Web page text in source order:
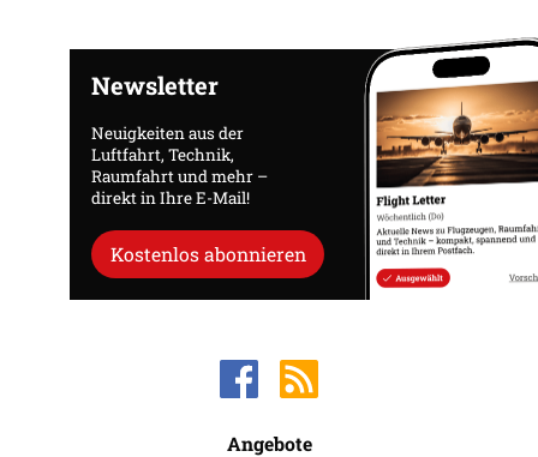
Newsletter
Neuigkeiten aus der
Luftfahrt, Technik,
Raumfahrt und mehr –
direkt in Ihre E-Mail!
Kostenlos abonnieren
Angebote